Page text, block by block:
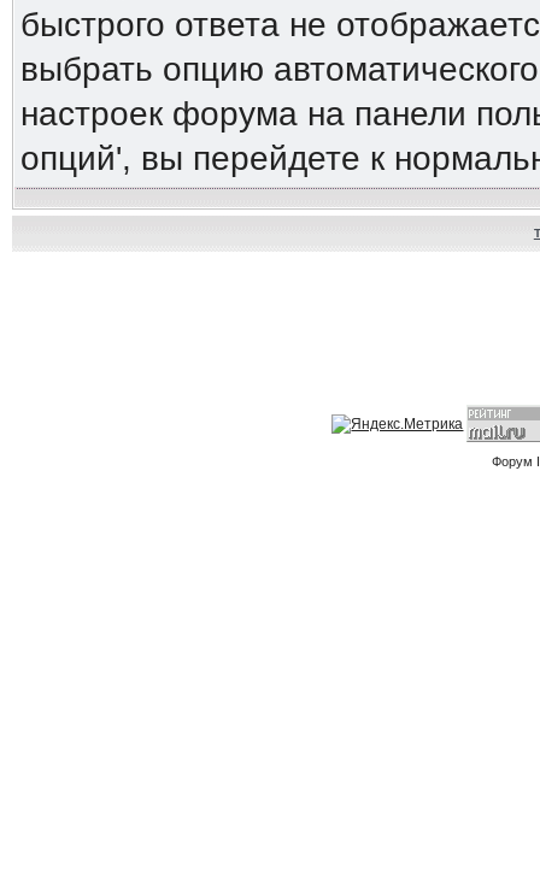
быстрого ответа не
выбрать опцию
настроек форума на панели
опций', вы перейдете к
Форум